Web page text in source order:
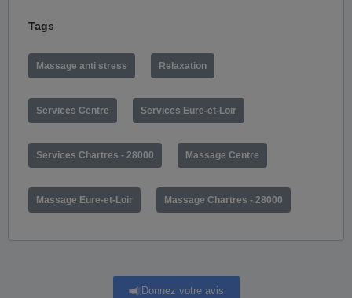
Tags
Massage anti stress Relaxation
Services Centre Services Eure-et-Loir
Services Chartres - 28000 Massage Centre
Massage Eure-et-Loir Massage Chartres - 28000
Donnez votre avis